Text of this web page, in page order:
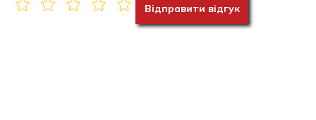
Відправити відгук